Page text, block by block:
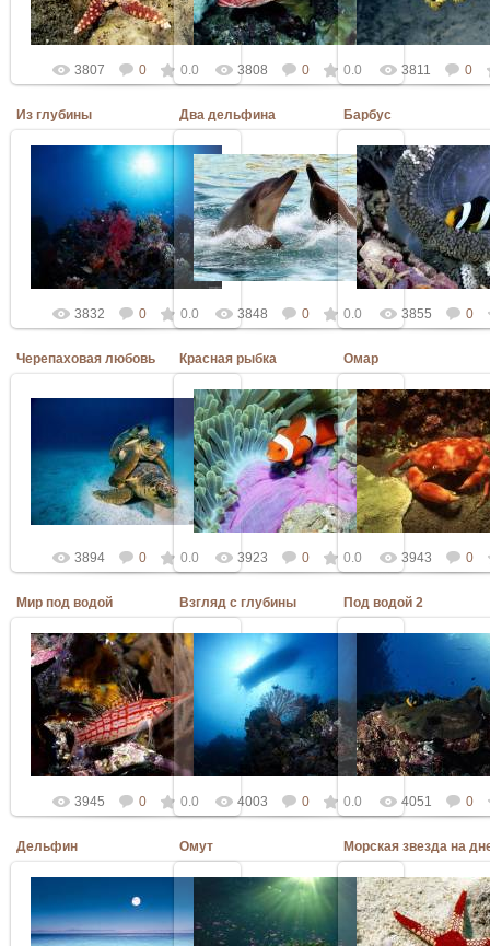
3807 0 0.0 3808 0 0.0 3811 0
Из глубины
06.03.2010
Admin
3832 0 0.0
Два дельфина
06.03.2010
Admin
3848 0 0.0
Барбус
06.03.2010
Admin
3855 0
Черепаховая любовь
06.03.2010
Admin
3894 0 0.0
Красная рыбка
06.03.2010
Admin
3923 0 0.0
Омар
06.03.2010
Admin
3943 0
Мир под водой
06.03.2010
Admin
3945 0 0.0
Взгляд с глубины
06.03.2010
Admin
4003 0 0.0
Под водой 2
06.03.2010
Admin
4051 0
Дельфин
06.03.2010
Омут
06.03.2010
Морская звезда на
06.03.2010